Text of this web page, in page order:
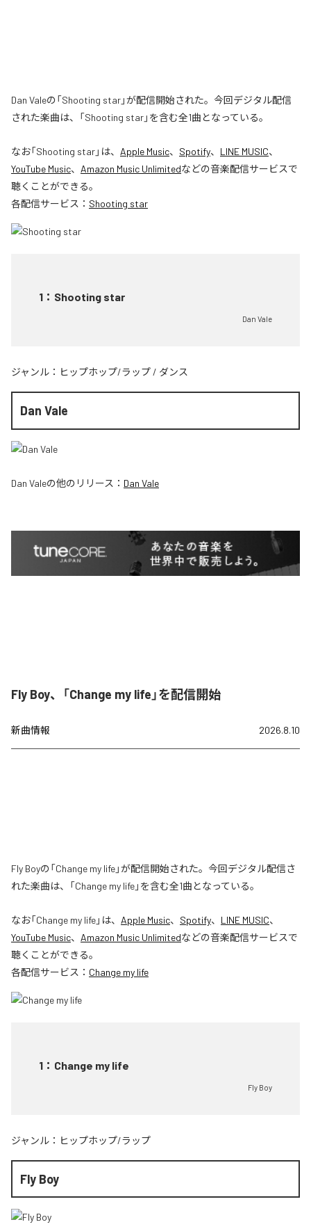
Dan Valeの「Shooting star」が配信開始された。今回デジタル配信
された楽曲は、「Shooting star」を含む全1曲となっている。
なお「Shooting star」は、 Apple Music、 Spotify、 LINE MUSIC、
YouTube Music、 Amazon Music Unlimitedなどの音楽配信サービスで
聴くことができる。
各配信サービス： Shooting star
1 ： Shooting star
Dan Vale
ジャンル： ヒップホップ/ラップ / ダンス
Dan Vale
Dan Valeの他のリリース： Dan Vale
Fly Boy、「Change my life」を配信開始
新曲情報 2026.8.10
Fly Boyの「Change my life」が配信開始された。今回デジタル配信さ
れた楽曲は、「Change my life」を含む全1曲となっている。
なお「Change my life」は、 Apple Music、 Spotify、 LINE MUSIC、
YouTube Music、 Amazon Music Unlimitedなどの音楽配信サービスで
聴くことができる。
各配信サービス： Change my life
1 ： Change my life
Fly Boy
ジャンル： ヒップホップ/ラップ
Fly Boy